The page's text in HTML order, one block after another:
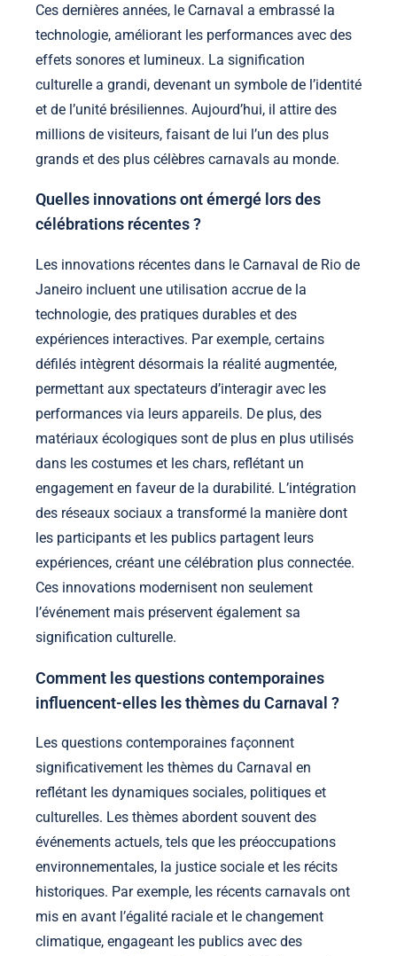
Ces dernières années, le Carnaval a embrassé la
technologie, améliorant les performances avec des
effets sonores et lumineux. La signification
culturelle a grandi, devenant un symbole de l’identité
et de l’unité brésiliennes. Aujourd’hui, il attire des
millions de visiteurs, faisant de lui l’un des plus
grands et des plus célèbres carnavals au monde.
Quelles innovations ont émergé lors des
célébrations récentes ?
Les innovations récentes dans le Carnaval de Rio de
Janeiro incluent une utilisation accrue de la
technologie, des pratiques durables et des
expériences interactives. Par exemple, certains
défilés intègrent désormais la réalité augmentée,
permettant aux spectateurs d’interagir avec les
performances via leurs appareils. De plus, des
matériaux écologiques sont de plus en plus utilisés
dans les costumes et les chars, reflétant un
engagement en faveur de la durabilité. L’intégration
des réseaux sociaux a transformé la manière dont
les participants et les publics partagent leurs
expériences, créant une célébration plus connectée.
Ces innovations modernisent non seulement
l’événement mais préservent également sa
signification culturelle.
Comment les questions contemporaines
influencent-elles les thèmes du Carnaval ?
Les questions contemporaines façonnent
significativement les thèmes du Carnaval en
reflétant les dynamiques sociales, politiques et
culturelles. Les thèmes abordent souvent des
événements actuels, tels que les préoccupations
environnementales, la justice sociale et les récits
historiques. Par exemple, les récents carnavals ont
mis en avant l’égalité raciale et le changement
climatique, engageant les publics avec des